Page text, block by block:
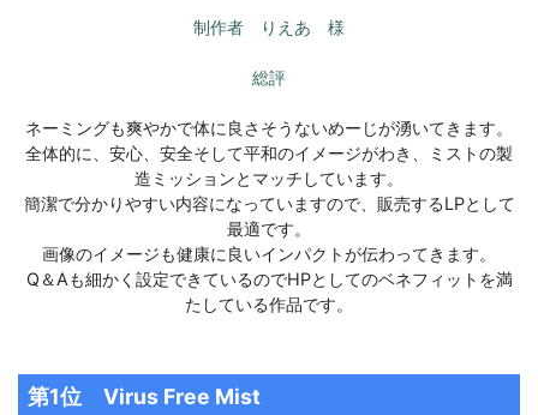
制作者 りえあ 様
総評
ネーミングも爽やかで体に良さそうないめーじが湧いてきます。
全体的に、安心、安全そして平和のイメージがわき、ミストの製
造ミッションとマッチしています。
簡潔で分かりやすい内容になっていますので、販売するLPとして
最適です。
画像のイメージも健康に良いインパクトが伝わってきます。
Q＆Aも細かく設定できているのでHPとしてのベネフィットを満
たしている作品です。
第1位 Virus Free Mist